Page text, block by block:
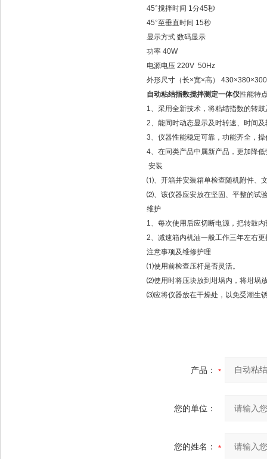
45°搅拌时间 1分45秒
45°至垂直时间 15秒
显示方式 数码显示
功率 40W
电源电压 220V 50Hz
外形尺寸（长×宽×高）
自动粘结指数搅拌测定一体仪性能特
1、采用全新技术，将粘结指数的转
2、能同时动态显示及时转速、时间
3、仪器性能稳定可靠，功能齐全，操
4、在同类产品中属新产品，更加降
安装
⑴、开箱并安装箱单检查随机附件、
⑵、该仪器应安放在坚固、平整的试
维护
1、每次使用后应切断电源，把转鼓
2、减速箱内机油一般工作三年左右更
注意事项及维修护理
⑴使用前检查压杆是否灵活。
⑵使用时将压块放到坩埚内，将坩埚
⑶应将仪器放在干燥处，以免受潮生
产品：
您的单位：
您的姓名：